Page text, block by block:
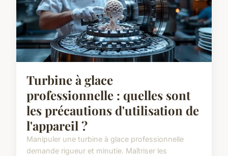
Turbine à glace
professionnelle : quelles sont
les précautions d'utilisation de
l'appareil ?
Manipuler une turbine à glace professionnelle
demande rigueur et minutie. Maîtriser les